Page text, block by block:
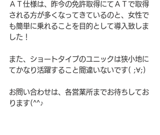
ＡＴ仕様は、昨今の免許取得にてＡＴで取得
される方が多くなってきているのと、女性で
も簡単に乗れることを目的として導入致しま
した！
また、ショートタイプのユニックは狭小地に
てかなり活躍すること間違いないです( ;∀;)
お問い合わせは、各営業所までお待ちしてお
ります(^^♪